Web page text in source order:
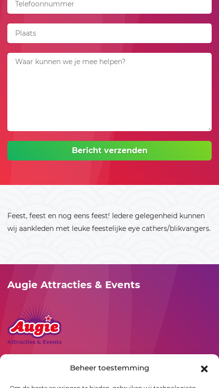
Beheer toestemming
Bericht verzenden
Feest, feest en nog eens feest! Iedere gelegenheid kunnen
wij aankleden met leuke feestelijke eye cathers/blikvangers.
Augie Attracties & Events